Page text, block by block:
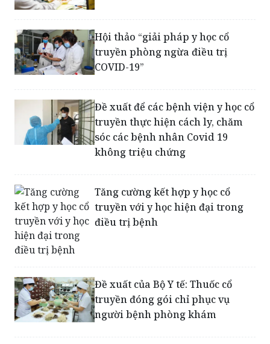
Hội thảo “giải pháp y học cổ
truyền phòng ngừa điều trị
COVID-19”
Đề xuất để các bệnh viện y học cổ
truyền thực hiện cách ly, chăm
sóc các bệnh nhân Covid 19
không triệu chứng
Tăng cường kết hợp y học cổ
truyền với y học hiện đại trong
điều trị bệnh
Đề xuất của Bộ Y tế: Thuốc cổ
truyền đóng gói chỉ phục vụ
người bệnh phòng khám